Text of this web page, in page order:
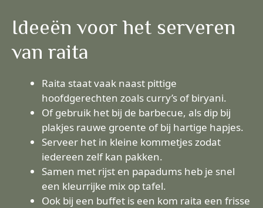
Ideeën voor het serveren
van raita
Raita staat vaak naast pittige
hoofdgerechten zoals curry’s of biryani.
Of gebruik het bij de barbecue, als dip bij
plakjes rauwe groente of bij hartige hapjes.
Serveer het in kleine kommetjes zodat
iedereen zelf kan pakken.
Samen met rijst en papadums heb je snel
een kleurrijke mix op tafel.
Ook bij een buffet is een kom raita een frisse